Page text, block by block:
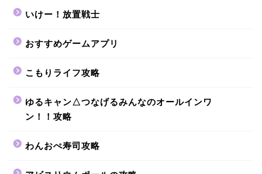
いけー！放置戦士
おすすめゲームアプリ
こもりライフ攻略
ゆるキャン△つなげるみんなのオールインワ
ン！！攻略
わんおぺ寿司攻略